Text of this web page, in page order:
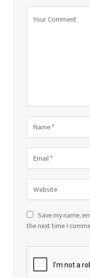
Save my name,
the next time I